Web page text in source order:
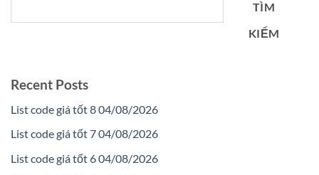
TÌM
KIẾM
Recent Posts
List code giá tốt 8 04/08/2026
List code giá tốt 7 04/08/2026
List code giá tốt 6 04/08/2026